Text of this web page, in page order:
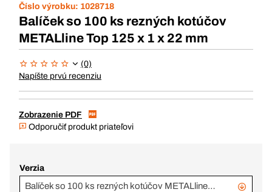
Číslo výrobku: 1028718
Balíček so 100 ks rezných kotúčov
METALline Top 125 x 1 x 22 mm
(0)
Napíšte prvú recenziu
Zobrazenie PDF
Odporučiť produkt priateľovi
Verzia
Balíček so 100 ks rezných kotúčov METALline Top 125 x 1,6 x 22 mm